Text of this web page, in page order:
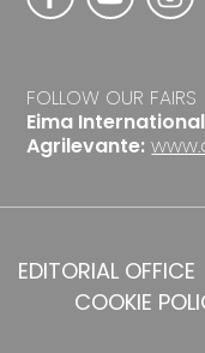
FOLLOW OUR FAIRS
Eima
Agrilevante:
EDITORIAL OFFICE
COOKIE